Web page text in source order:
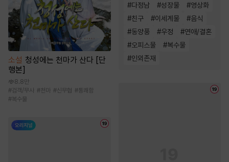
소설 청성에는 천마가 산다 [단
행본]
8.8만
#검객/무사 #천마 #신무협 #통쾌함
#복수물
#다정남 #성장물 #영상화
#친구 #이세계물 #음식
#동양풍 #우정 #연애/결혼
#오피스물 #복수물
#인외존재